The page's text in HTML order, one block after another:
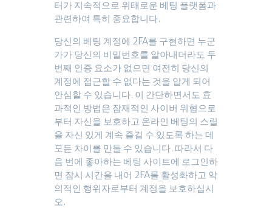
터가 지속적으로 위태로운 베팅 플랫폼과
관련하여 특히 중요합니다.
당신의 베팅 계정에 2FA를 구현하면 누군
가가 당신의 비밀번호를 알아내더라도 두
번째 인증 요소가 없으면 여전히 당신의
계정에 접근할 수 없다는 것을 알게 되어
안심할 수 있습니다. 이 간단하면서도 효
과적인 방법은 잠재적인 사이버 위협으로
부터 자신을 보호하고 온라인 베팅의 스릴
을 자신 있게 계속 즐길 수 있도록 하는 데
모든 차이를 만들 수 있습니다. 따라서 다
음 번에 좋아하는 베팅 사이트에 로그인하
면 잠시 시간을 내어 2FA를 활성화하고 악
의적인 행위자로부터 계정을 보호하십시
오.